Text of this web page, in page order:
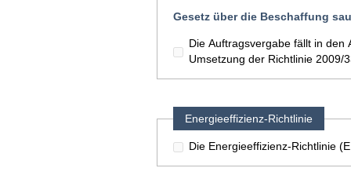
Gesetz über die Beschaffung
Die Auftragsvergabe fällt in
Umsetzung der Richtlinie 2009/
Energieeffizienz-Richtlinie
Die Energieeffizienz-Richtlinie